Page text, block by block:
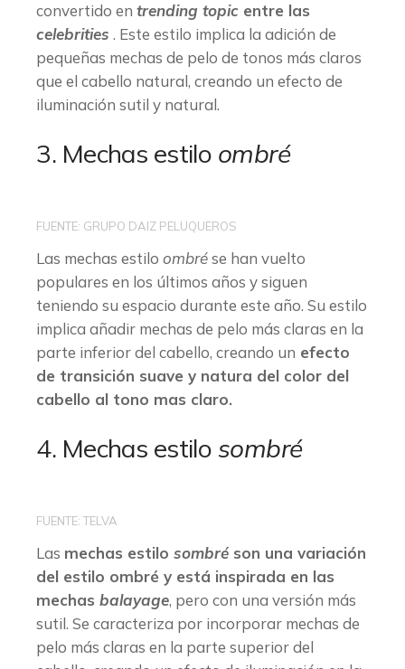
convertido entrending topic entre las
celebrities . Este estilo implica la adición de
pequeñas mechas de pelo de tonos más claros
que el cabello natural, creando un efecto de
iluminación sutil y natural.
3. Mechas estilo ombré
FUENTE: GRUPO DAIZ PELUQUEROS
Las mechas estiloombrése han vuelto
populares en los últimos años y siguen
teniendo su espacio durante este año. Su estilo
implica añadir mechas de pelo más claras en la
parte inferior del cabello, creando un efecto
de transición suave y natura del color del
cabello al tono mas claro.
4. Mechas estilo sombré
FUENTE: TELVA
Las mechas estilosombré son una variación
del estilo ombré y está inspirada en las
mechasbalayage, pero con una versión más
sutil. Se caracteriza por incorporar mechas de
pelo más claras en la parte superior del